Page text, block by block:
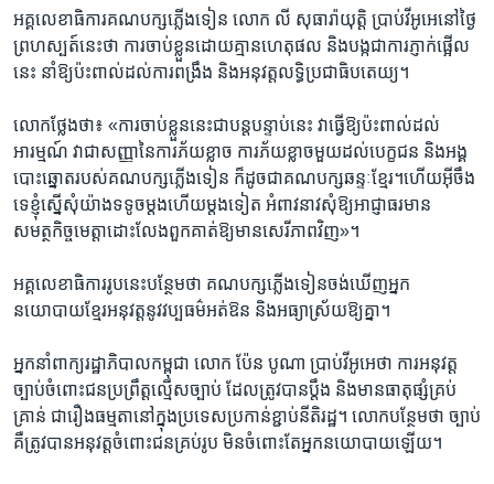
អគ្គលេខាធិការ​គណបក្ស​ភ្លើងទៀន​ លោក លី សុធារ៉ាយុត្តិ​ ប្រាប់​វីអូអេ​នៅ​ថ្ងៃ​
ព្រហ​ស្បត៍​នេះ​ថា ការ​ចាប់​ខ្លួន​ដោយ​គ្មាន​ហេតុផល​ និង​បង្ក​ជា​ការភ្ញាក់​ផ្អើល​
នេះ​ នាំឱ្យ​ប៉ះពាល់​ដល់​ការពង្រឹង​ និង​អនុវត្ត​លទ្ធិប្រជាធិបតេយ្យ។
លោក​ថ្លែង​ថា៖ «ការចាប់​ខ្លួន​នេះ​ជា​បន្តបន្ទាប់​នេះ ​វា​ធ្វើ​ឱ្យ​ប៉ះពាល់​ដល់​
អារម្មណ៍​ វា​ជា​សញ្ញា​នៃ​ការភ័យ​ខ្លាច ការភ័យ​ខ្លាច​មួយ​ដល់​បេក្ខជន​ និង​អង្គ​
បោះឆ្នោត​របស់​គណបក្ស​ភ្លើង​ទៀន​ ក៏​ដូច​ជា​គណបក្ស​ឆន្ទៈ​ខ្មែរ​។ហើយ​អ៊ីចឹង​
ទេ​ខ្ញុំ​ស្នើ​សុំ​យ៉ាង​ទទូច​ម្តង​ហើយ​ម្តង​ទៀត អំពាវនាវ​សុំ​ឱ្យ​អាជ្ញាធរ​មាន​
សមត្ថកិច្ច​មេត្តា​ដោះ​លែង​ពួកគាត់​ឱ្យ​មាន​សេរីភាព​វិញ​»។
អគ្គលេខាធិការ​រូប​នេះ​បន្ថែម​ថា គណបក្ស​ភ្លើងទៀន​ចង់​ឃើញ​អ្នក​
នយោបាយ​ខ្មែរ​អនុវត្ត​នូវ​វប្បធម៌អត់ឱន​ និង​អធ្យា​ស្រ័យ​ឱ្យ​គ្នា​។
អ្នកនាំពាក្យ​រដ្ឋាភិបាល​កម្ពុជា​ លោក ប៉ែន បូណា ប្រាប់​វីអូអេ​ថា ការ​អនុវត្ត​
ច្បាប់​ចំពោះ​ជន​ប្រព្រឹត្ត​ល្មើស​ច្បាប់​ ដែល​ត្រូវ​បាន​ប្តឹង​ និង​មាន​ធាតុផ្សំ​គ្រប់
គ្រាន់​ ជារឿង​ធម្មតា​នៅ​ក្នុង​ប្រទេស​ប្រកាន់​ខ្ជាប់​នីតិ​រដ្ឋ​។ លោក​បន្ថែម​ថា​ ច្បាប់​
គឺ​ត្រូវ​បាន​អនុវត្ត​ចំពោះ​ជន​គ្រប់រូប​ មិន​ចំពោះ​តែ​អ្នក​នយោបាយ​ឡើយ​។